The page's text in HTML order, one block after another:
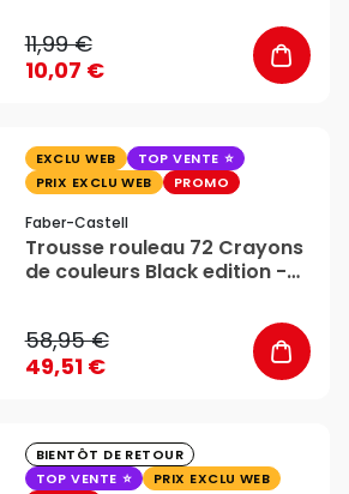
11,99 €
10,07 €
EXCLU WEB
TOP VENTE
PRIX EXCLU WEB
PROMO
Faber-Castell
Trousse rouleau 72 Crayons
de couleurs Black edition -
58,95 €
49,51 €
BIENTÔT DE RETOUR
TOP VENTE
PRIX EXCLU WEB